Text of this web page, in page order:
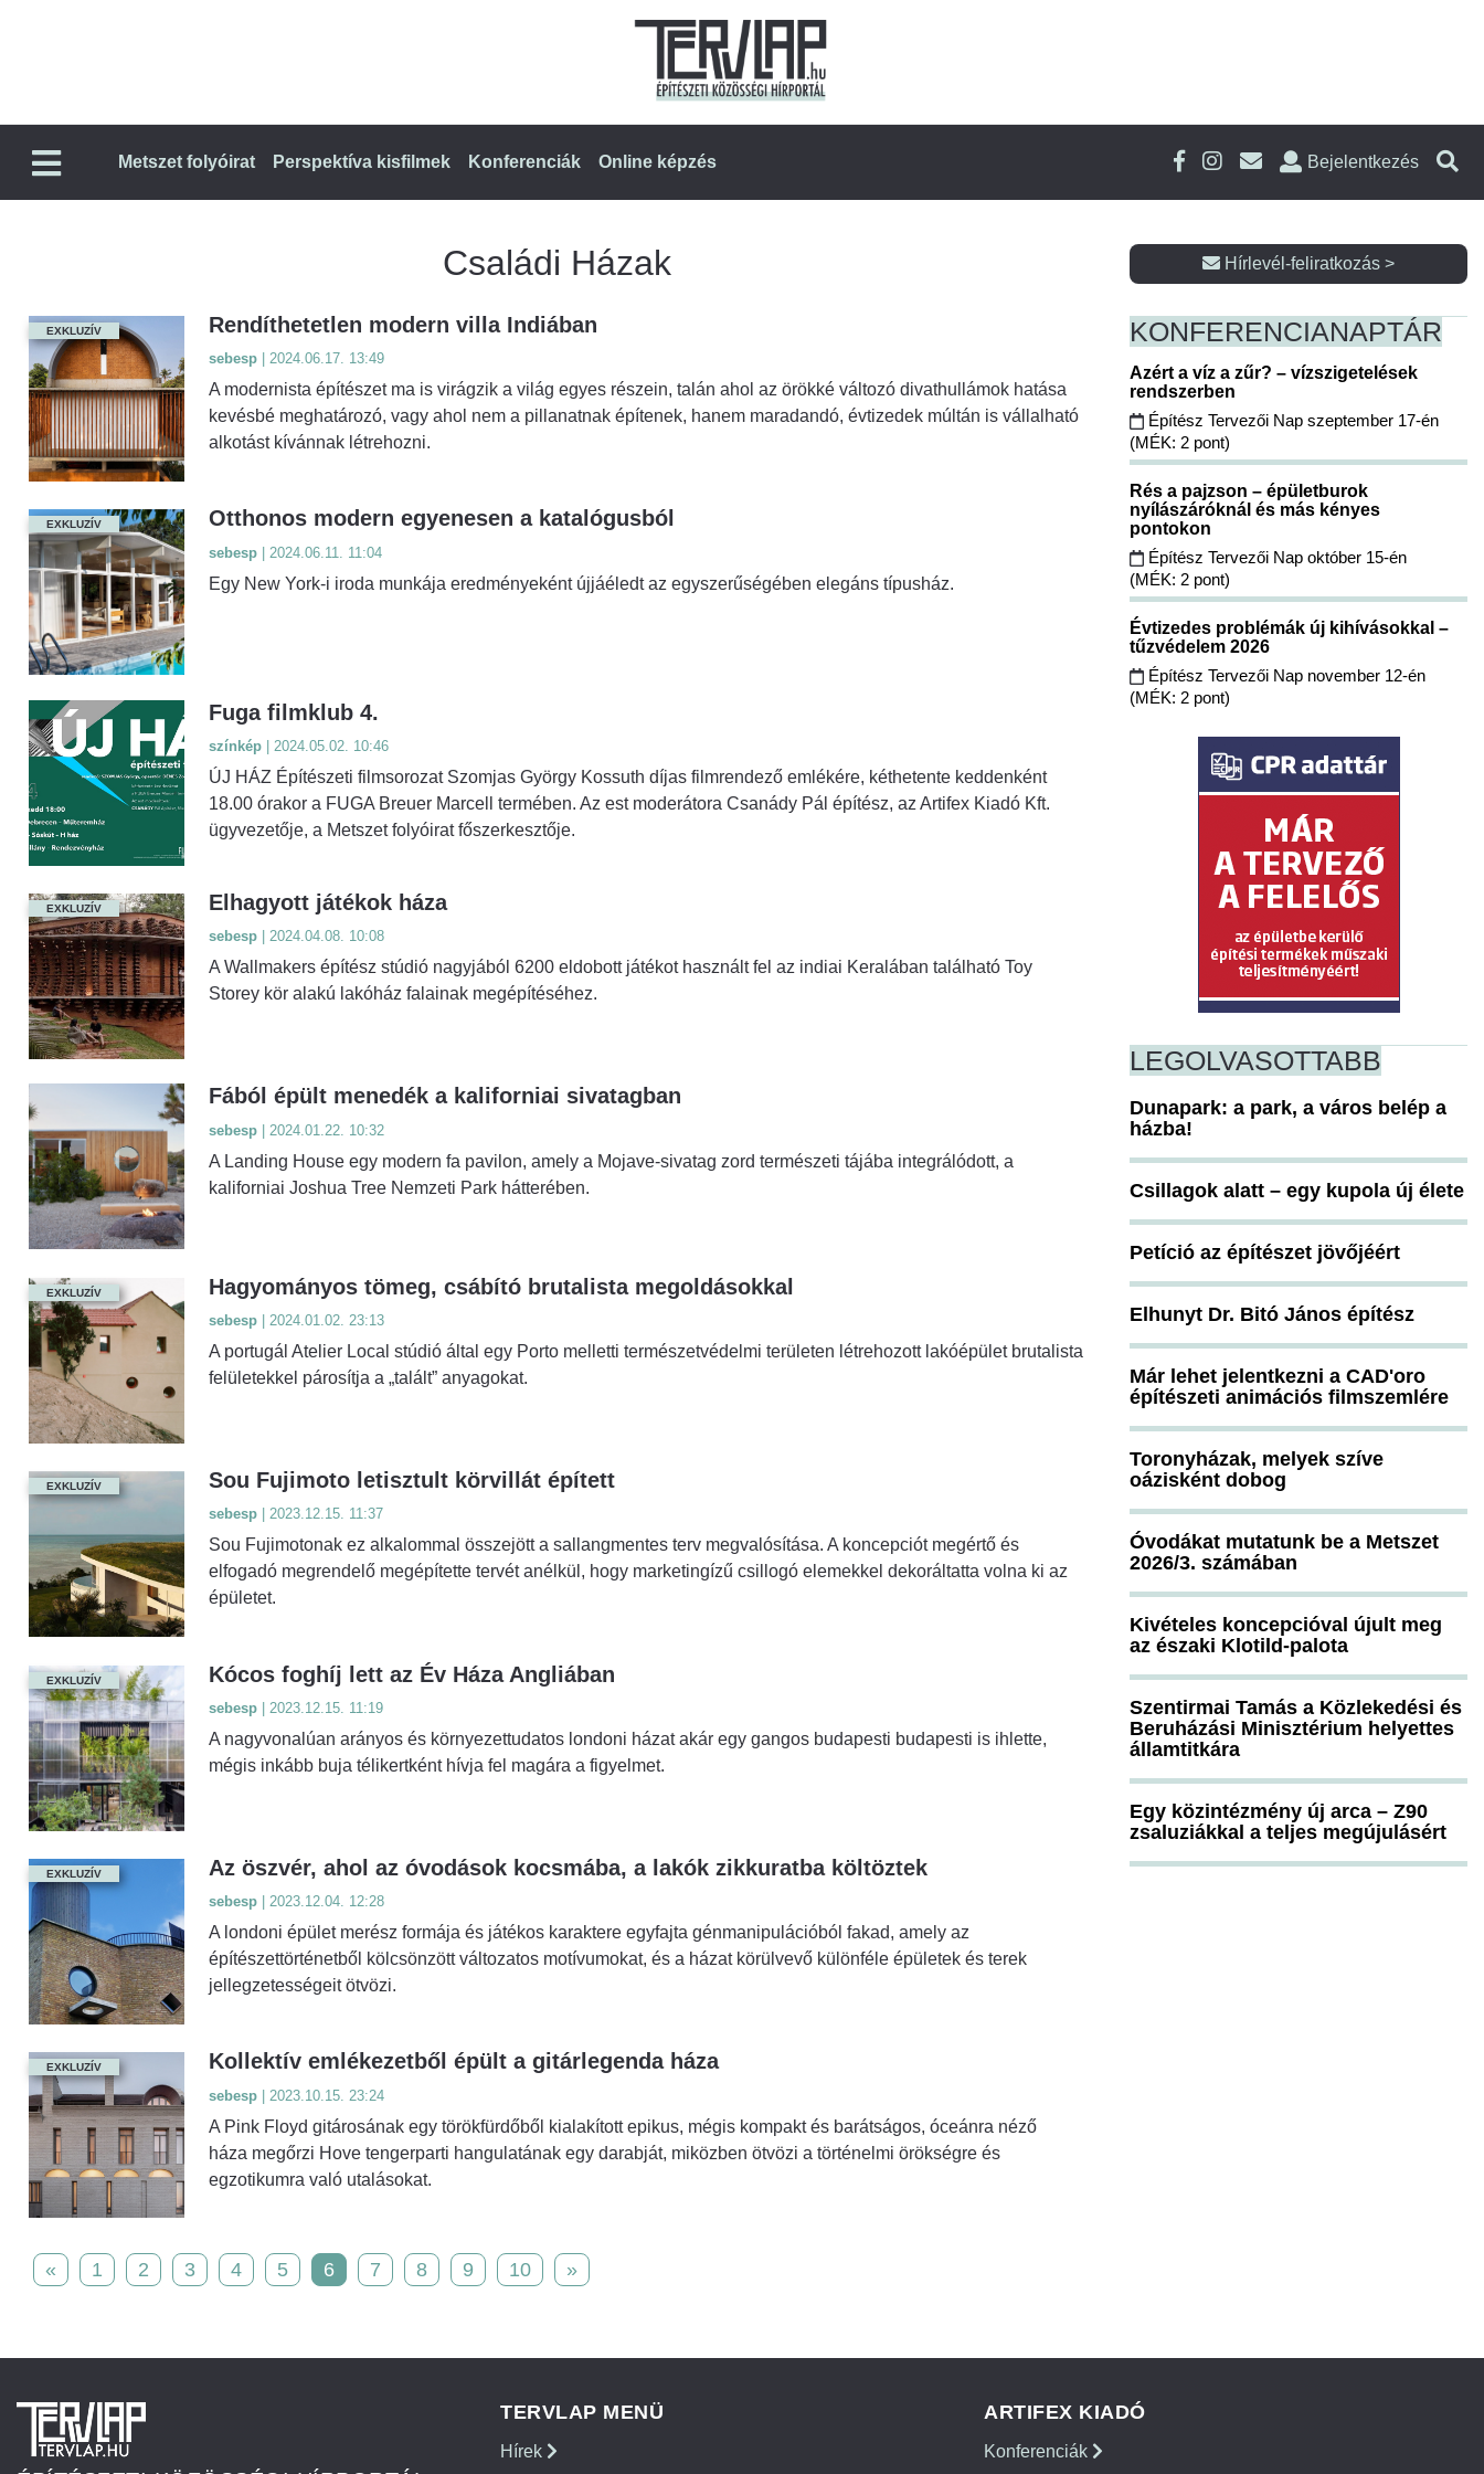
Metszet folyóirat Perspektíva kisfilmek Konferenciák Online képzés Bejelentkezés
Családi Házak
EXKLUZÍV Rendíthetetlen modern villa Indiában
sebesp | 2024.06.17. 13:49
A modernista építészet ma is virágzik a világ egyes részein, talán ahol az örökké változó divathullámok hatása
kevésbé meghatározó, vagy ahol nem a pillanatnak építenek, hanem maradandó, évtizedek múltán is vállalható
alkotást kívánnak létrehozni.
EXKLUZÍV Otthonos modern egyenesen a katalógusból
sebesp | 2024.06.11. 11:04
Egy New York-i iroda munkája eredményeként újjáéledt az egyszerűségében elegáns típusház.
Fuga filmklub 4.
színkép | 2024.05.02. 10:46
ÚJ HÁZ Építészeti filmsorozat Szomjas György Kossuth díjas filmrendező emlékére, kéthetente keddenként
18.00 órakor a FUGA Breuer Marcell termében. Az est moderátora Csanády Pál építész, az Artifex Kiadó Kft.
ügyvezetője, a Metszet folyóirat főszerkesztője.
EXKLUZÍV Elhagyott játékok háza
sebesp | 2024.04.08. 10:08
A Wallmakers építész stúdió nagyjából 6200 eldobott játékot használt fel az indiai Keralában található Toy
Storey kör alakú lakóház falainak megépítéséhez.
Fából épült menedék a kaliforniai sivatagban
sebesp | 2024.01.22. 10:32
A Landing House egy modern fa pavilon, amely a Mojave-sivatag zord természeti tájába integrálódott, a
kaliforniai Joshua Tree Nemzeti Park hátterében.
EXKLUZÍV Hagyományos tömeg, csábító brutalista megoldásokkal
sebesp | 2024.01.02. 23:13
A portugál Atelier Local stúdió által egy Porto melletti természetvédelmi területen létrehozott lakóépület brutalista
felületekkel párosítja a „talált” anyagokat.
EXKLUZÍV Sou Fujimoto letisztult körvillát épített
sebesp | 2023.12.15. 11:37
Sou Fujimotonak ez alkalommal összejött a sallangmentes terv megvalósítása. A koncepciót megértő és
elfogadó megrendelő megépítette tervét anélkül, hogy marketingízű csillogó elemekkel dekoráltatta volna ki az
épületet.
EXKLUZÍV Kócos foghíj lett az Év Háza Angliában
sebesp | 2023.12.15. 11:19
A nagyvonalúan arányos és környezettudatos londoni házat akár egy gangos budapesti budapesti is ihlette,
mégis inkább buja télikertként hívja fel magára a figyelmet.
EXKLUZÍV Az öszvér, ahol az óvodások kocsmába, a lakók zikkuratba költöztek
sebesp | 2023.12.04. 12:28
A londoni épület merész formája és játékos karaktere egyfajta génmanipulációból fakad, amely az
építészettörténetből kölcsönzött változatos motívumokat, és a házat körülvevő különféle épületek és terek
jellegzetességeit ötvözi.
EXKLUZÍV Kollektív emlékezetből épült a gitárlegenda háza
sebesp | 2023.10.15. 23:24
A Pink Floyd gitárosának egy törökfürdőből kialakított epikus, mégis kompakt és barátságos, óceánra néző
háza megőrzi Hove tengerparti hangulatának egy darabját, miközben ötvözi a történelmi örökségre és
egzotikumra való utalásokat.
« 1 2 3 4 5 6 7 8 9 10 »
Hírlevél-feliratkozás >
KONFERENCIANAPTÁR
Azért a víz a zűr? – vízszigetelések
rendszerben
Építész Tervezői Nap szeptember 17-én
(MÉK: 2 pont)
Rés a pajzson – épületburok
nyílászáróknál és más kényes
pontokon
Építész Tervezői Nap október 15-én
(MÉK: 2 pont)
Évtizedes problémák új kihívásokkal –
tűzvédelem 2026
Építész Tervezői Nap november 12-én
(MÉK: 2 pont)
LEGOLVASOTTABB
Dunapark: a park, a város belép a
házba!
Csillagok alatt – egy kupola új élete
Petíció az építészet jövőjéért
Elhunyt Dr. Bitó János építész
Már lehet jelentkezni a CAD'oro
építészeti animációs filmszemlére
Toronyházak, melyek szíve
oázisként dobog
Óvodákat mutatunk be a Metszet
2026/3. számában
Kivételes koncepcióval újult meg
az északi Klotild-palota
Szentirmai Tamás a Közlekedési és
Beruházási Minisztérium helyettes
államtitkára
Egy közintézmény új arca – Z90
zsaluziákkal a teljes megújulásért
TERVLAP MENÜ
Hírek
ARTIFEX KIADÓ
Konferenciák